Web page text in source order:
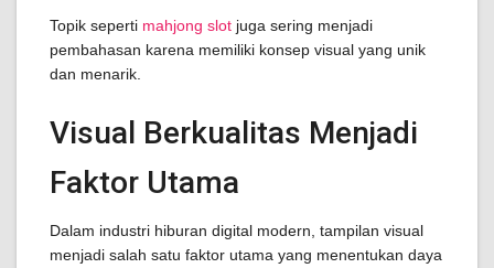
Topik seperti mahjong slot juga sering menjadi
pembahasan karena memiliki konsep visual yang unik
dan menarik.
Visual Berkualitas Menjadi
Faktor Utama
Dalam industri hiburan digital modern, tampilan visual
menjadi salah satu faktor utama yang menentukan daya